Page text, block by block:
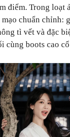
điểm. Trong loạt
chuẩn chỉnh:
tì vết và đặc
cùng boots cao